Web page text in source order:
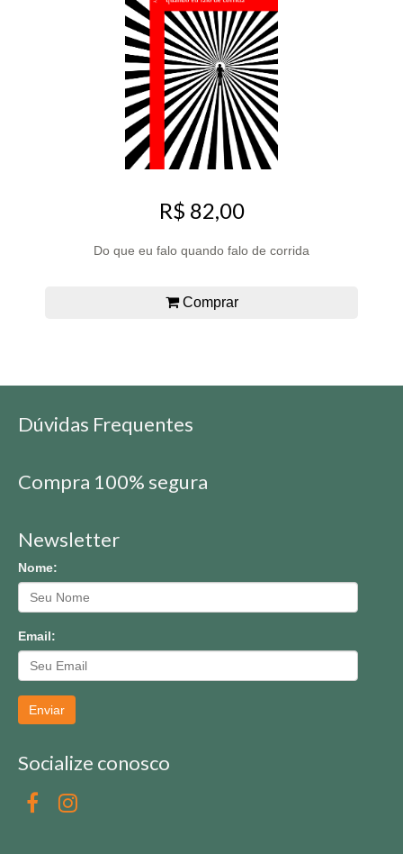
R$ 82,00
Do que eu falo quando falo de corrida
Comprar
Dúvidas Frequentes
Compra 100% segura
Newsletter
Nome:
Email:
Enviar
Socialize conosco